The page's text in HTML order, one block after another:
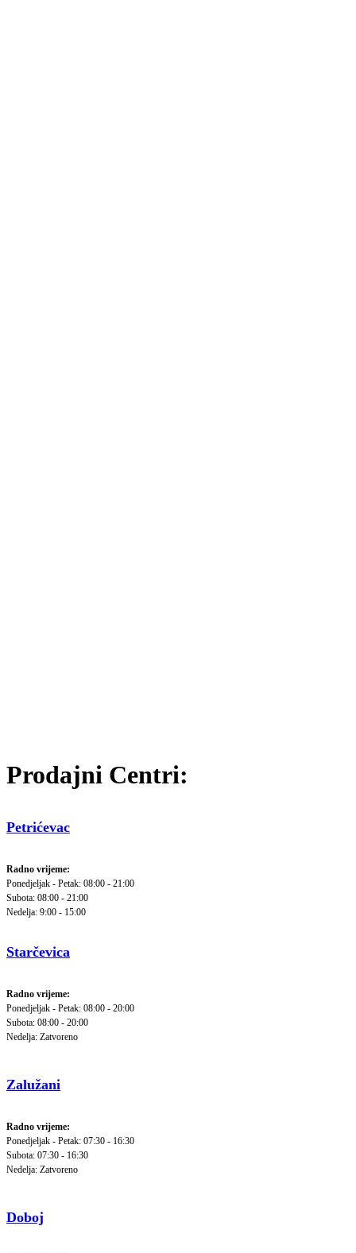
Prodajni Centri:
Petrićevac
Radno vrijeme:
Ponedjeljak - Petak: 08:00 - 21:00
Subota: 08:00 - 21:00
Nedelja: 9:00 - 15:00
Starčevica
Radno vrijeme:
Ponedjeljak - Petak: 08:00 - 20:00
Subota: 08:00 - 20:00
Nedelja: Zatvoreno
Zalužani
Radno vrijeme:
Ponedjeljak - Petak: 07:30 - 16:30
Subota: 07:30 - 16:30
Nedelja: Zatvoreno
Doboj